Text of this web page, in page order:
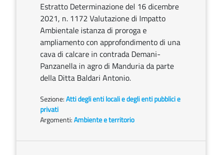
Estratto Determinazione del 16 dicembre
2021, n. 1172 Valutazione di Impatto
Ambientale istanza di proroga e
ampliamento con approfondimento di una
cava di calcare in contrada Demani-
Panzanella in agro di Manduria da parte
della Ditta Baldari Antonio.
Sezione:Atti degli enti locali e degli enti pubblici e
privati
Argomenti:Ambiente e territorio